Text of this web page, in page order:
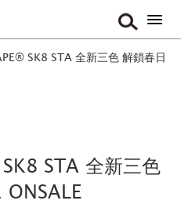
SK8 STA 全新三色 解鎖春日
STA 全新三色